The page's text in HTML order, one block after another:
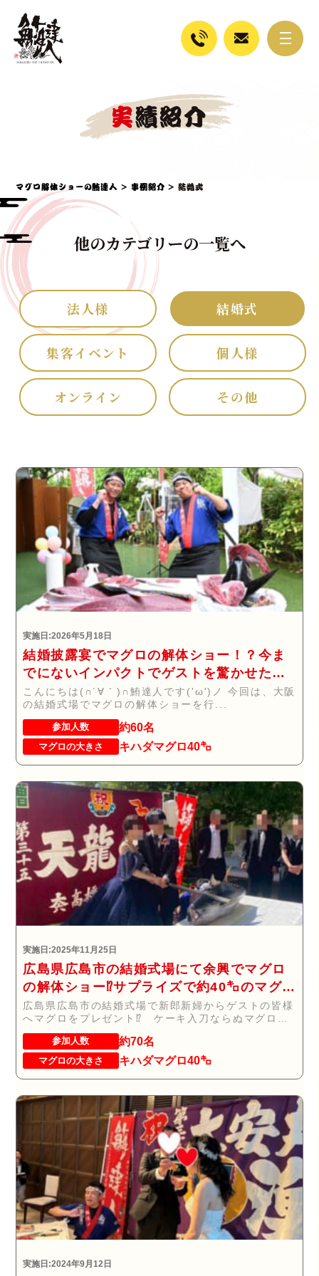
実績紹介
マグロ解体ショーの鮪達人 > 事例紹介 >結婚式
他のカテゴリーの一覧へ
法人様 結婚式
集客イベント 個人様
オンライン その他
実施日:2026年5月18日
結婚披露宴でマグロの解体ショー！？今ま
でにないインパクトでゲストを驚かせたい
方へオススメ！！
こんにちは(∩´∀｀)∩鮪達人です('ω')ノ 今回は、大阪
の結婚式場でマグロの解体ショーを行...
参加人数 約60名
マグロの大きさ キハダマグロ40㌔
実施日:2025年11月25日
広島県広島市の結婚式場にて余興でマグロ
の解体ショー⁉サプライズで約40㌔のマグロ
が登場！！！
広島県広島市の結婚式場で新郎新婦からゲストの皆様
へマグロをプレゼント⁉ ケーキ入刀ならぬマグロの
入刀...
参加人数 約70名
マグロの大きさ キハダマグロ40㌔
実施日:2024年9月12日